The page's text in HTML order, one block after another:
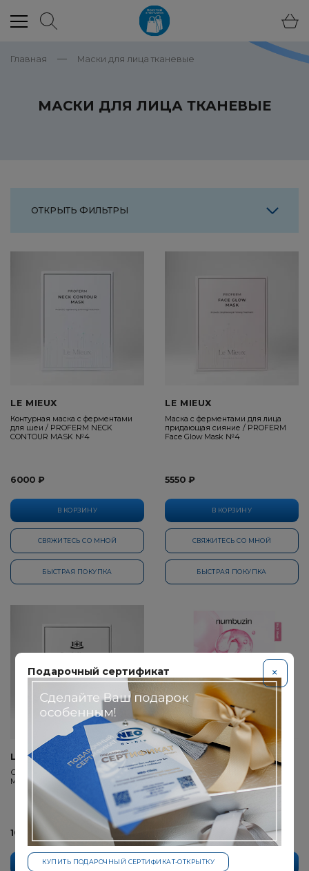
Главная Маски для лица тканевые
МАСКИ ДЛЯ ЛИЦА ТКАНЕВЫЕ
ОТКРЫТЬ ФИЛЬТРЫ
В КОРЗИНУ
СВЯЖИТЕСЬ СО МНОЙ
БЫСТРАЯ ПОКУПКА
LE MIEUX
Контурная маска с ферментами
для шеи / PROFERM NECK
CONTOUR MASK №4
6000 ₽
В КОРЗИНУ
СВЯЖИТЕСЬ СО МНОЙ
БЫСТРАЯ ПОКУПКА
LE MIEUX
Маска с ферментами для лица
придающая сияние / PROFERM
Face Glow Mask №4
5550 ₽
В КОРЗИНУ
LE MIEUX
Стимулирующая маска / Bio Cell
Mask №4
10450 ₽
ПРЕДЗАКАЗАТЬ
NUMBUZIN
Numbuzin Увлажняющая
тканевая маска с ПДРН розы и
коллагеном No 2 Rose PDRN
Collagen Plumping Sheet Mask
300 ₽
×
Подарочный сертификат
КУПИТЬ ПОДАРОЧНЫЙ СЕРТИФИКАТ-ОТКРЫТКУ